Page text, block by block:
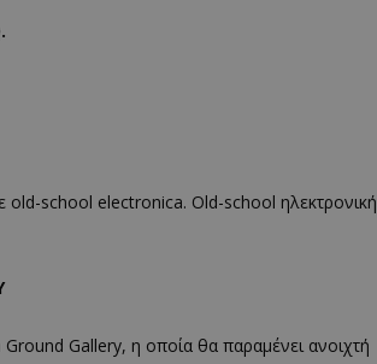
old-school electronica. Old-school ηλεκτρονική
Gallery, η οποία θα παραμένει ανοιχτή